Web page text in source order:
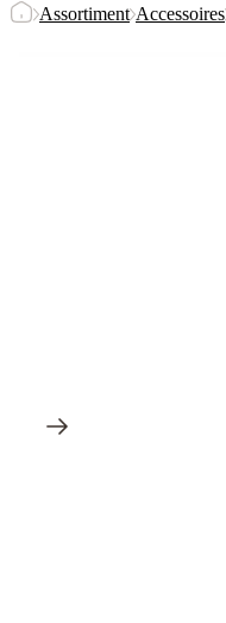
Assortiment Accessoires